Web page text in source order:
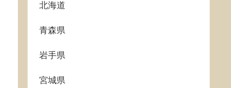
北海道
青森県
岩手県
宮城県